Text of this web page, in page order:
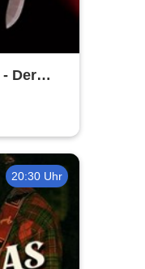
Der
20:30 Uhr